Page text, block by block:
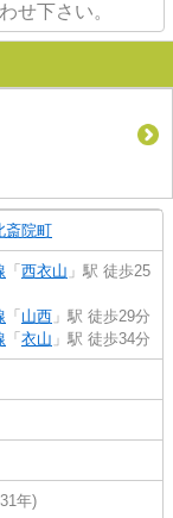
せ下さい。
斎院町
「 西衣山 」駅 徒歩25
「 山西 」駅 徒歩29分
「 衣山 」駅 徒歩34分
年)